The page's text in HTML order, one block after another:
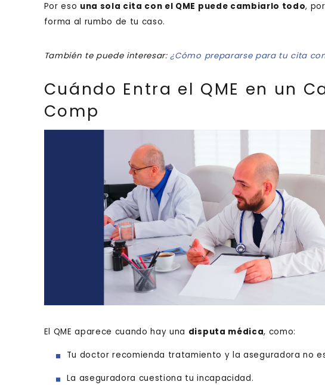
Por eso una sola cita con el QME puede cambiarlo todo,
forma al rumbo de tu caso.
También te puede interesar:¿Cómo prepararse para tu cita con
Cuándo Entra el QME en un
Comp
El QME aparece cuando hay una disputa médica, como:
Tu doctor recomienda tratamiento y la aseguradora no
La aseguradora cuestiona tu incapacidad.